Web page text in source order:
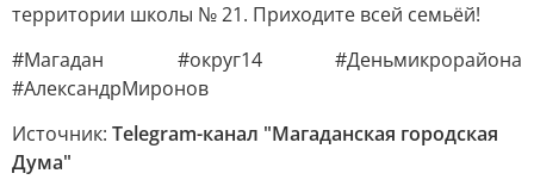
территории школы № 21. Приходите всей семьёй!
#Магадан #округ14 #Деньмикрорайона
#АлександрМиронов
Источник: Telegram-канал "Магаданская городская
Дума"